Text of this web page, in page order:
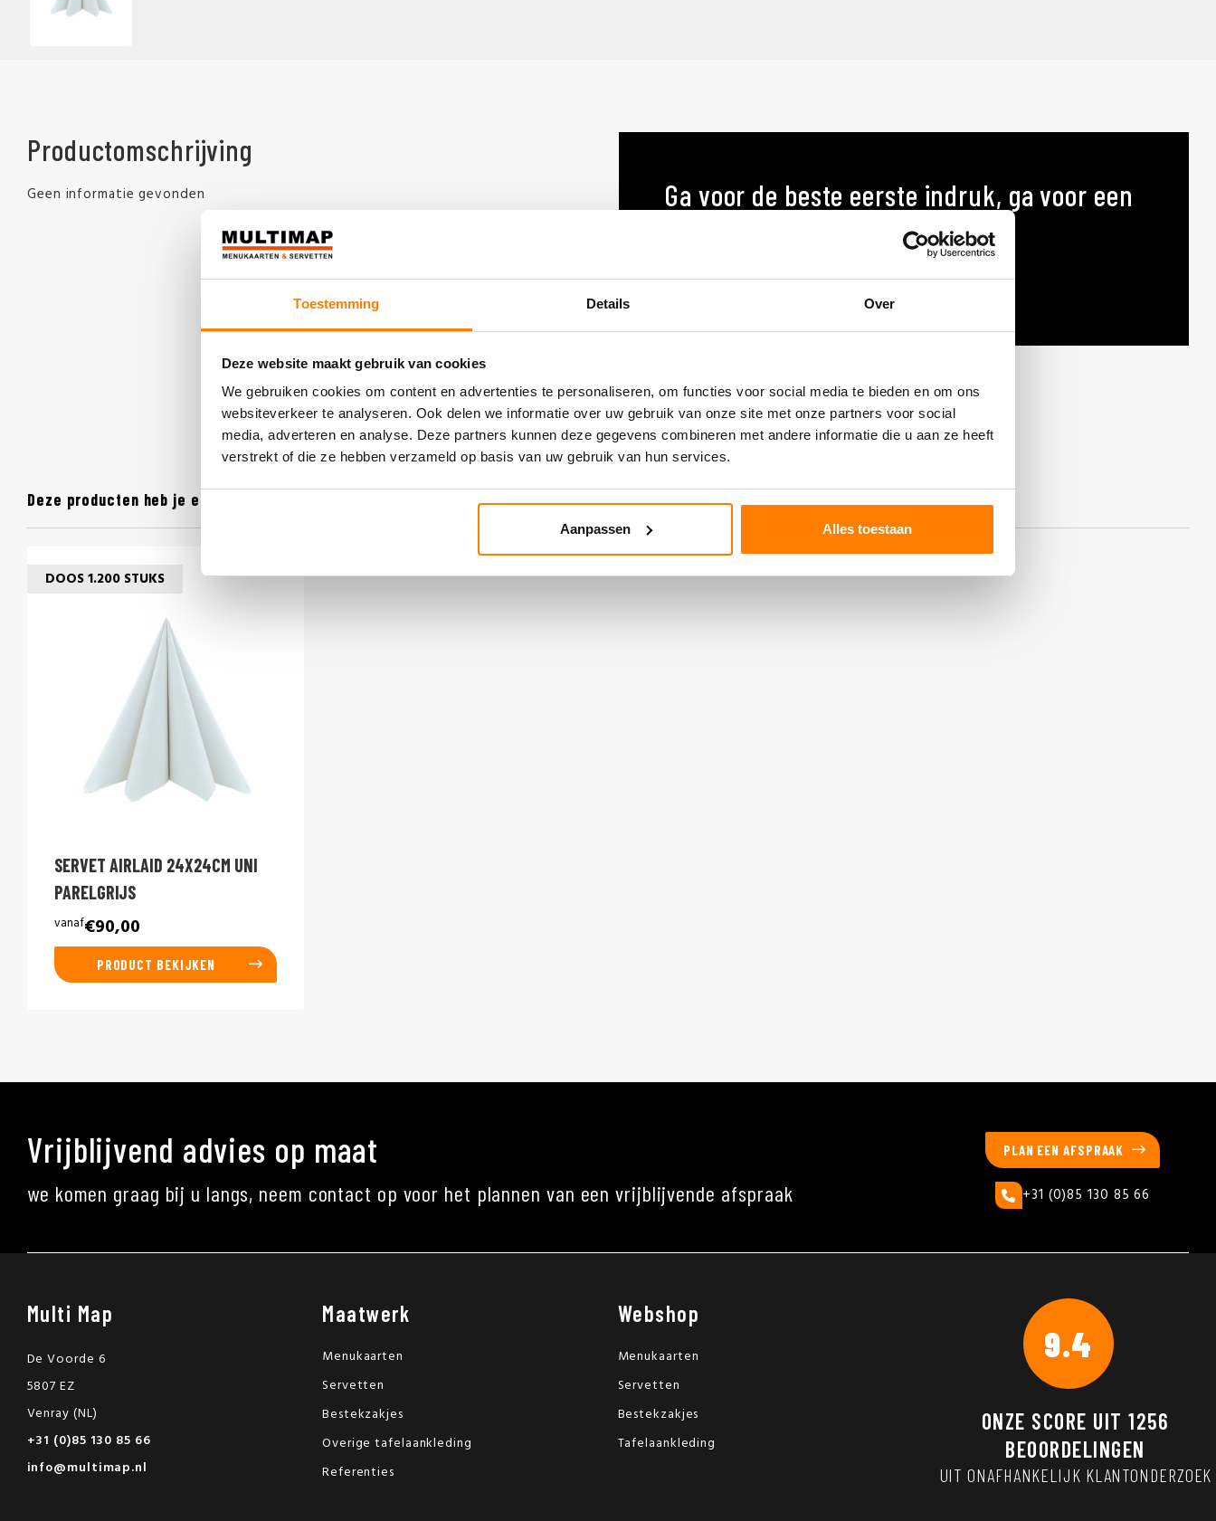
Toestemming Details Over
Deze website maakt gebruik van cookies
We gebruiken cookies om content en advertenties te personaliseren, om functies voor social media te bieden en om ons
websiteverkeer te analyseren. Ook delen we informatie over uw gebruik van onze site met onze partners voor social
media, adverteren en analyse. Deze partners kunnen deze gegevens combineren met andere informatie die u aan ze heeft
verstrekt of die ze hebben verzameld op basis van uw gebruik van hun services.
Aanpassen Alles toestaan
Productomschrijving
Geen informatie gevonden
Ga voor de beste eerste indruk, ga voor een
MENUKAARTEN OP MAAT
Deze producten heb je eerder bekeken
DOOS 1.200 STUKS
SERVET AIRLAID 24X24CM UNI
PARELGRIJS
vanaf€90,00
PRODUCT BEKIJKEN
Vrijblijvend advies op maat
we komen graag bij u langs, neem contact op voor het plannen van een vrijblijvende afspraak
PLAN EEN AFSPRAAK
+31 (0)85 130 85 66
Multi Map
De Voorde 6
5807 EZ
Venray (NL)
+31 (0)85 130 85 66
info@multimap.nl
Maatwerk
Menukaarten
Servetten
Bestekzakjes
Overige tafelaankleding
Referenties
Webshop
Menukaarten
Servetten
Bestekzakjes
Tafelaankleding
9.4
ONZE SCORE UIT1256
BEOORDELINGEN
UIT ONAFHANKELIJK KLANTONDERZOEK